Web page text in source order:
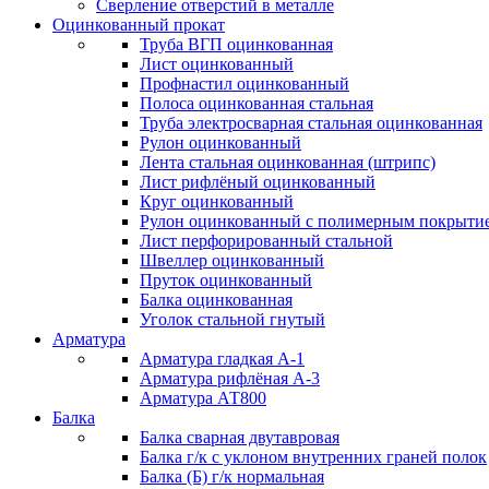
Сверление отверстий в металле
Оцинкованный прокат
Труба ВГП оцинкованная
Лист оцинкованный
Профнастил оцинкованный
Полоса оцинкованная стальная
Труба электросварная стальная оцинкованная
Рулон оцинкованный
Лента стальная оцинкованная (штрипс)
Лист рифлёный оцинкованный
Круг оцинкованный
Рулон оцинкованный с полимерным
Лист перфорированный стальной
Швеллер оцинкованный
Пруток оцинкованный
Балка оцинкованная
Уголок стальной гнутый
Арматура
Арматура гладкая А-1
Арматура рифлёная А-3
Арматура АТ800
Балка
Балка сварная двутавровая
Балка г/к с уклоном внутренних граней полок
Балка (Б) г/к нормальная